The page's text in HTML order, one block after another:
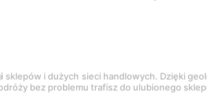
sklepów i dużych sieci handlowych. Dzięki
bez problemu trafisz do ulubionego